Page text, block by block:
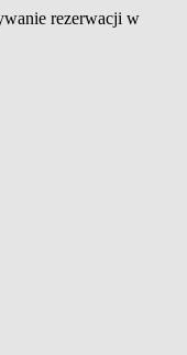
rezerwacji w